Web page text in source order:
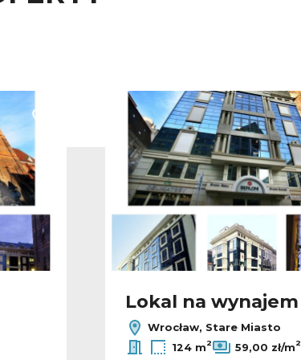
Dodaj do ulubionych
Lokal na wynajem
Wrocław, Stare Miasto
124 m2 59,00 zł/m2